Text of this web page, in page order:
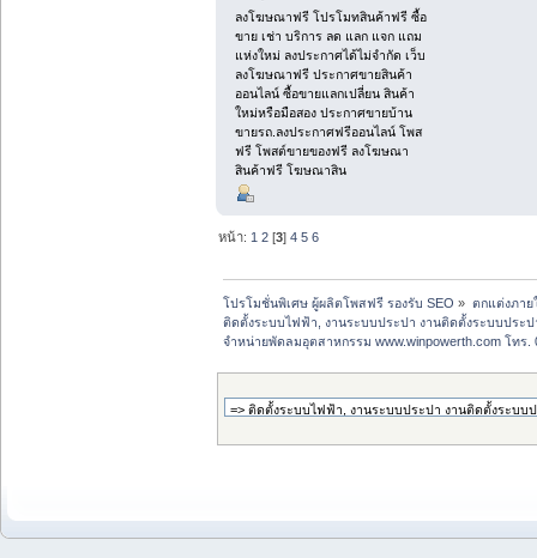
ลงโฆษณาฟรี โปรโมทสินค้าฟรี ซื้อ
ขาย เช่า บริการ ลด แลก แจก แถม
แห่งใหม่ ลงประกาศได้ไม่จำกัด เว็บ
ลงโฆษณาฟรี ประกาศขายสินค้า
ออนไลน์ ซื้อขายแลกเปลี่ยน สินค้า
ใหม่หรือมือสอง ประกาศขายบ้าน
ขายรถ.ลงประกาศฟรีออนไลน์ โพส
ฟรี โพสต์ขายของฟรี ลงโฆษณา
สินค้าฟรี โฆษณาสิน
หน้า: 1 2 [3]4 5 6
โปรโมชั่นพิเศษ ผู้ผลิตโพสฟรี รองรับ SEO » ตกแต่งภาย
ติดตั้งระบบไฟฟ้า, งานระบบประปา งานติดตั้งระบบประ
จำหน่ายพัดลมอุตสาหกรรม www.winpowerth.com โทร.